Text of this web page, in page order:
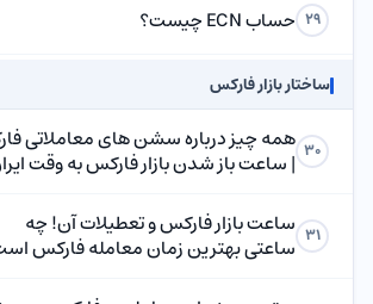
29 حساب ECN چیست؟
ساختار بازار فارکس
30 همه چیز درباره سشن های معاملاتی
| ساعت باز شدن بازار فارکس به وقت
31 ساعت بازار فارکس و تعطیلات آن! چه
ساعتی بهترین زمان معامله فارکس